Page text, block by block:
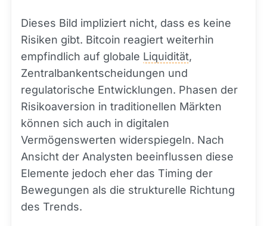
Dieses Bild impliziert nicht, dass es keine
Risiken gibt. Bitcoin reagiert weiterhin
empfindlich auf globale Liquidität,
Zentralbankentscheidungen und
regulatorische Entwicklungen. Phasen der
Risikoaversion in traditionellen Märkten
können sich auch in digitalen
Vermögenswerten widerspiegeln. Nach
Ansicht der Analysten beeinflussen diese
Elemente jedoch eher das Timing der
Bewegungen als die strukturelle Richtung
des Trends.